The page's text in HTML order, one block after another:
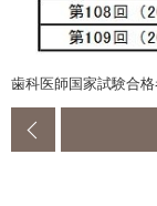
歯科医師国家試験合